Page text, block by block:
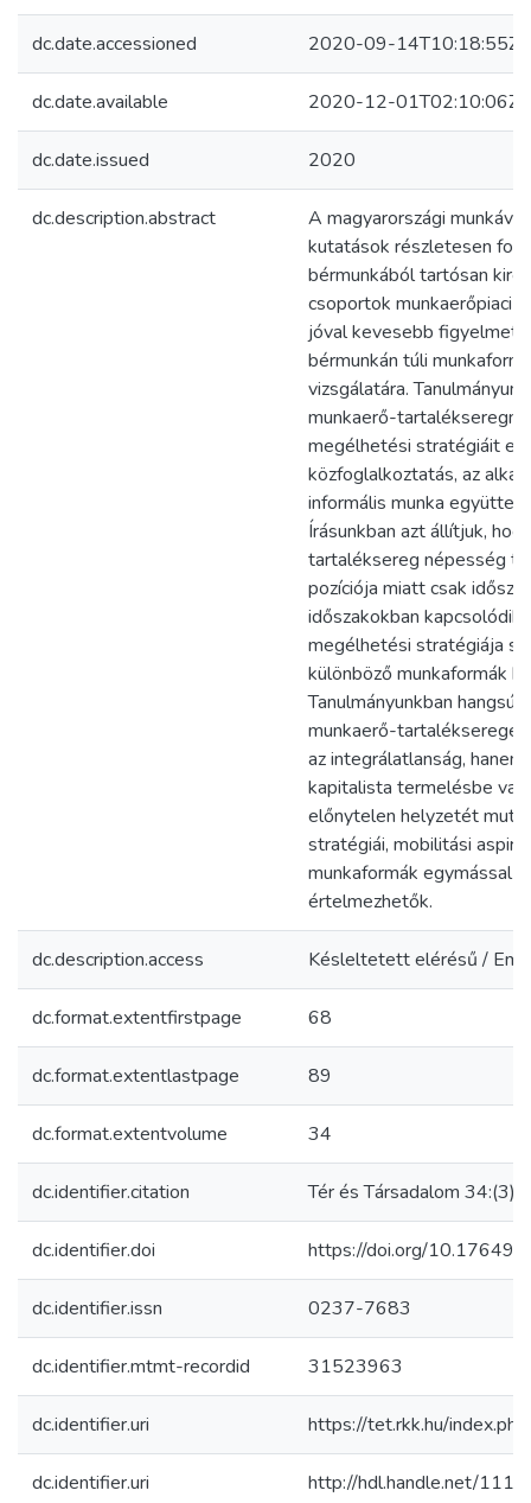
dc.date.accessioned 2020-09-14T10:18:55Z
dc.date.available 2020-12-01T02:10:06Z
dc.date.issued 2020
dc.description.abstract
A magyarországi
kutatások részletesen
bérmunkából tartósan
csoportok munkaerőpiaci
jóval kevesebb figyelmet
bérmunkán túli
vizsgálatára.
munkaerő-
megélhetési stratégiáit
közfoglalkoztatás, az
informális munka
Írásunkban azt állítjuk,
tartaléksereg népesség
pozíciója miatt csak
időszakokban kapcsolódik
megélhetési stratégiája
különböző munkaformák
Tanulmányunkban
munkaerő-
az integrálatlanság,
kapitalista termelésbe
előnytelen helyzetét
stratégiái, mobilitási
munkaformák egymással
értelmezhetők.
dc.description.access Késleltetett elérésű /
dc.format.extentfirstpage 68
dc.format.extentlastpage 89
dc.format.extentvolume 34
dc.identifier.citation Tér és Társadalom 34:(3)
dc.identifier.doi https://doi.org/10.17649/
dc.identifier.issn 0237-7683
dc.identifier.mtmt-recordid 31523963
dc.identifier.uri https://tet.rkk.hu/
dc.identifier.uri http://hdl.handle.net/